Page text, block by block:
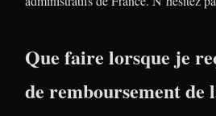
Que faire lorsque je
de remboursement de